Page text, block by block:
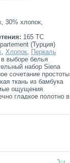
30% хлопок,
165 ТС
(Турция)
, Хлопок, Перкаль
выборе белья
набор Siena
сочетание простоты
ткань из бамбука
ощущения
гладкое полотно в
и четырех